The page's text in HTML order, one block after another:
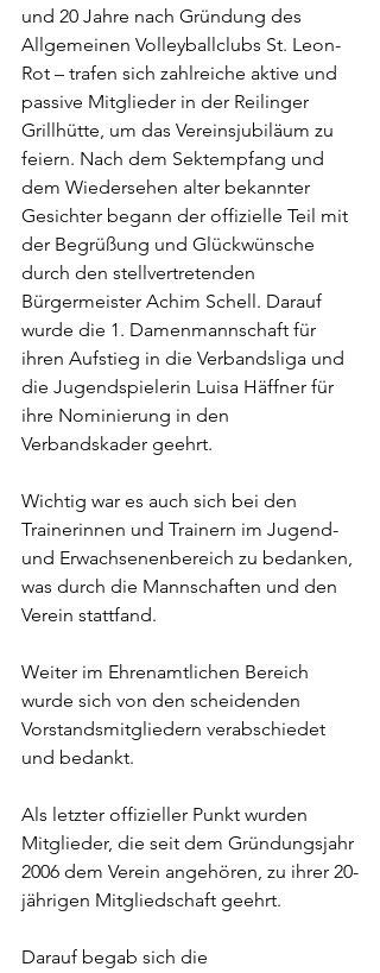
und 20 Jahre nach Gründung des
Allgemeinen Volleyballclubs St. Leon-
Rot – trafen sich zahlreiche aktive und
passive Mitglieder in der Reilinger
Grillhütte, um das Vereinsjubiläum zu
feiern. Nach dem Sektempfang und
dem Wiedersehen alter bekannter
Gesichter begann der offizielle Teil mit
der Begrüßung und Glückwünsche
durch den stellvertretenden
Bürgermeister Achim Schell. Darauf
wurde die 1. Damenmannschaft für
ihren Aufstieg in die Verbandsliga und
die Jugendspielerin Luisa Häffner für
ihre Nominierung in den
Verbandskader geehrt.
Wichtig war es auch sich bei den
Trainerinnen und Trainern im Jugend-
und Erwachsenenbereich zu bedanken,
was durch die Mannschaften und den
Verein stattfand.
Weiter im Ehrenamtlichen Bereich
wurde sich von den scheidenden
Vorstandsmitgliedern verabschiedet
und bedankt.
Als letzter offizieller Punkt wurden
Mitglieder, die seit dem Gründungsjahr
2006 dem Verein angehören, zu ihrer 20-
jährigen Mitgliedschaft geehrt.
Darauf begab sich die